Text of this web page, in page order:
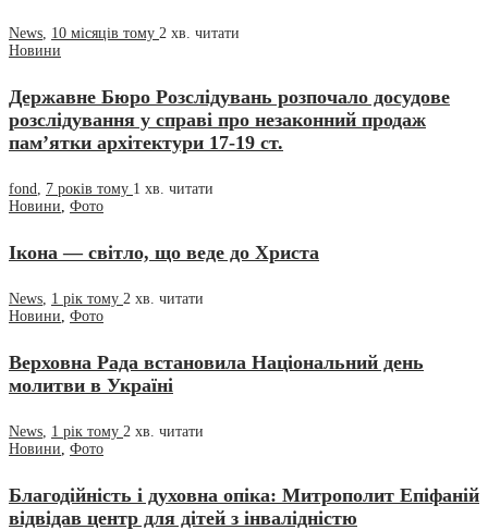
News, 10 місяців тому 2 хв. читати
Новини
Державне Бюро Розслідувань розпочало досудове
розслідування у справі про незаконний продаж
пам’ятки архітектури 17-19 ст.
fond, 7 років тому 1 хв. читати
Новини, Фото
Ікона — світло, що веде до Христа
News 1 рік тому 2 хв. читати
Новини Фото
Верховна Рада встановила Національний день
молитви в Україні
News 1 рік тому 2 хв. читати
Новини Фото
Благодійність і духовна опіка: Митрополит Епіфаній
відвідав центр для дітей з інвалідністю